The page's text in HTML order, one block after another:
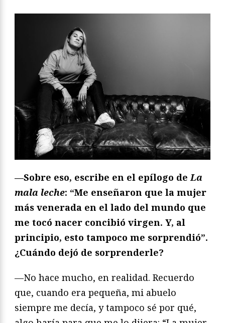
—Sobre eso, escribe en el epílogo deLa
mala leche: “Me enseñaron que la mujer
más venerada en el lado del mundo que
me tocó nacer concibió virgen. Y, al
principio, esto tampoco me sorprendió”.
¿Cuándo dejó de sorprenderle?
—No hace mucho, en realidad. Recuerdo
que, cuando era pequeña, mi abuelo
siempre me decía, y tampoco sé por qué,